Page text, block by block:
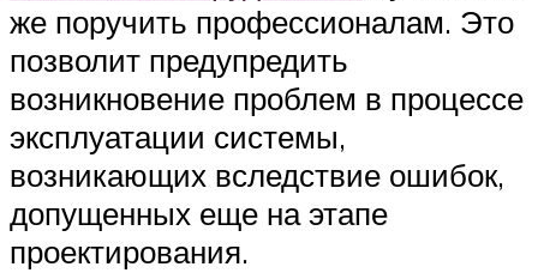
же поручить профессионалам. Это
позволит предупредить
возникновение проблем в процессе
эксплуатации системы,
возникающих вследствие ошибок,
допущенных еще на этапе
проектирования.